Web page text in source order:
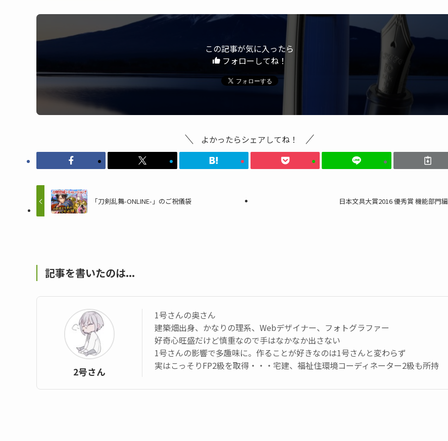
この記事が気に入ったら
フォローしてね！
よかったらシェアしてね！
「刀剣乱舞-ONLINE-」のご祝儀袋 日本文具大賞2016 優秀賞 機能部門編
記事を書いたのは...
2号さん
1号さんの奥さん
建築畑出身、かなりの理系、Webデザイナー、フォトグラファー
好奇心旺盛だけど慎重なので手はなかなか出さない
1号さんの影響で多趣味に。作ることが好きなのは1号さんと変わらず
実はこっそりFP2級を取得・・・宅建、福祉住環境コーディネーター2級も所持